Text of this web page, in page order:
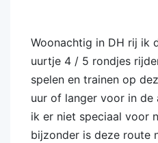
Woonachtig in DH rij ik
uurtje 4 / 5 rondjes
spelen en trainen op
uur of langer voor in
ik er niet speciaal voor
bijzonder is deze route